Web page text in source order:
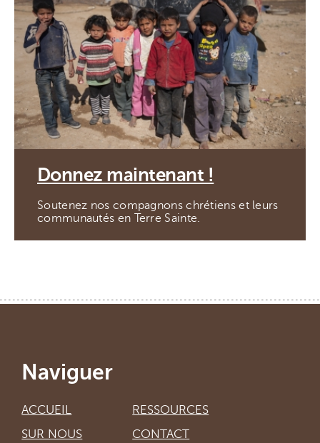
Donnez maintenant !
Soutenez nos compagnons chrétiens et leurs
communautés en Terre Sainte.
Naviguer
ACCUEIL
SUR NOUS
RESSOURCES
CONTACT